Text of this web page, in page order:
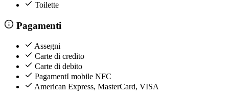
Toilette
Pagamenti
Assegni
Carte di credito
Carte di debito
PagamentI mobile NFC
American Express, MasterCard, VISA